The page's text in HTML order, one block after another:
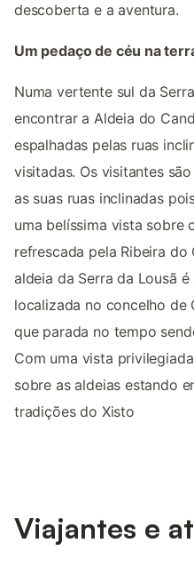
descoberta e a aventura.
Um pedaço de céu na
Numa vertente sul da
encontrar a Aldeia do
espalhadas pelas ruas
visitadas. Os visitantes
as suas ruas inclinadas
uma belíssima vista sobre
refrescada pela Ribeira do
aldeia da Serra da Lousã
localizada no concelho de
que parada no tempo
Com uma vista
sobre as aldeias estando
tradições do Xisto
Viajantes e